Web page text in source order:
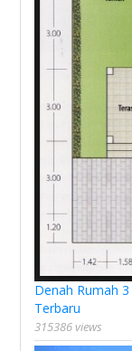
Denah Rumah
Terbaru
315386 views